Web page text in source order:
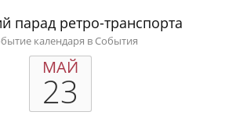
парад ретро-транспорта
календаря в События
МАЙ
23